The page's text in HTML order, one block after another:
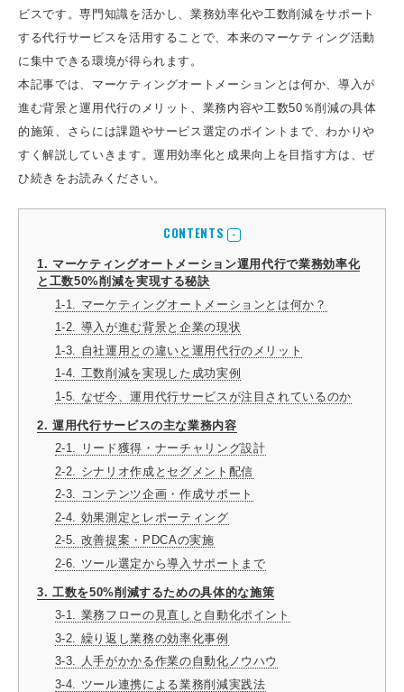
ビスです。専門知識を活かし、業務効率化や工数削減をサポート
する代行サービスを活用することで、本来のマーケティング活動
に集中できる環境が得られます。
本記事では、マーケティングオートメーションとは何か、導入が
進む背景と運用代行のメリット、業務内容や工数50％削減の具体
的施策、さらには課題やサービス選定のポイントまで、わかりや
すく解説していきます。運用効率化と成果向上を目指す方は、ぜ
ひ続きをお読みください。
CONTENTS
1. マーケティングオートメーション運用代行で業務効率化
と工数50%削減を実現する秘訣
1-1. マーケティングオートメーションとは何か？
1-2. 導入が進む背景と企業の現状
1-3. 自社運用との違いと運用代行のメリット
1-4. 工数削減を実現した成功実例
1-5. なぜ今、運用代行サービスが注目されているのか
2. 運用代行サービスの主な業務内容
2-1. リード獲得・ナーチャリング設計
2-2. シナリオ作成とセグメント配信
2-3. コンテンツ企画・作成サポート
2-4. 効果測定とレポーティング
2-5. 改善提案・PDCAの実施
2-6. ツール選定から導入サポートまで
3. 工数を50%削減するための具体的な施策
3-1. 業務フローの見直しと自動化ポイント
3-2. 繰り返し業務の効率化事例
3-3. 人手がかかる作業の自動化ノウハウ
3-4. ツール連携による業務削減実践法